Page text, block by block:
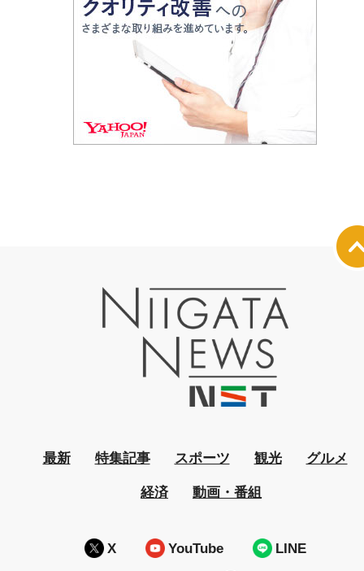
最新 特集記事 スポーツ 観光 グルメ
経済 動画・番組
X YouTube LINE